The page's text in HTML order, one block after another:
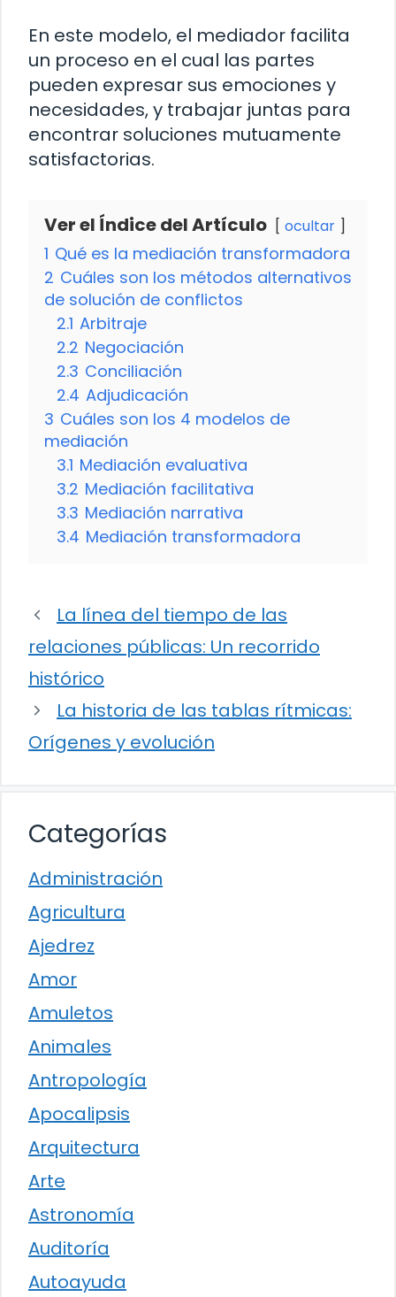
En este modelo, el mediador facilita
un proceso en el cual las partes
pueden expresar sus emociones y
necesidades, y trabajar juntas para
encontrar soluciones mutuamente
satisfactorias.
Ver el Índice del Artículo ocultar
1 Qué es la mediación transformadora
2 Cuáles son los métodos alternativos
de solución de conflictos
2.1 Arbitraje
2.2 Negociación
2.3 Conciliación
2.4 Adjudicación
3 Cuáles son los 4 modelos de
mediación
3.1 Mediación evaluativa
3.2 Mediación facilitativa
3.3 Mediación narrativa
3.4 Mediación transformadora
La línea del tiempo de las
relaciones públicas: Un recorrido
histórico
La historia de las tablas rítmicas:
Orígenes y evolución
Categorías
Administración
Agricultura
Ajedrez
Amor
Amuletos
Animales
Antropología
Apocalipsis
Arquitectura
Arte
Astronomía
Auditoría
Autoayuda